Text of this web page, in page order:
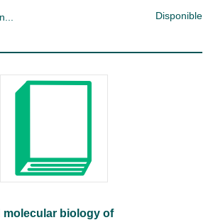
Disponible
molecular biology of